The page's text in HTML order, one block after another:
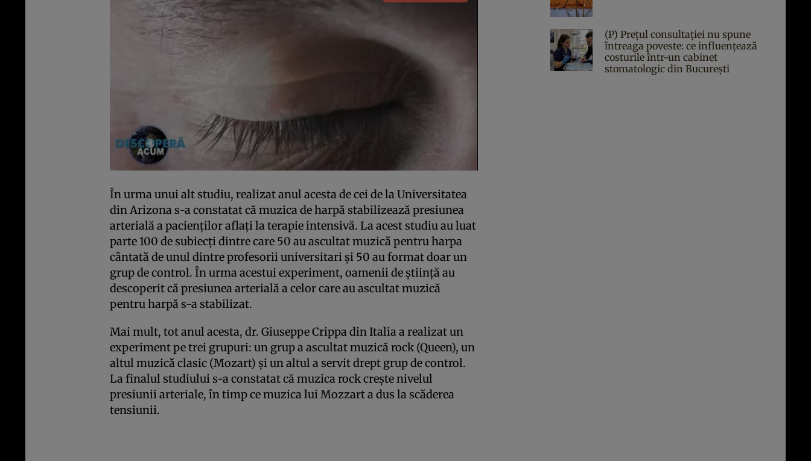
În urma unui alt studiu, realizat anul acesta de cei de la Universitatea
din Arizona s-a constatat că muzica de harpă stabilizează presiunea
arterială a pacienţilor aflaţi la terapie intensivă. La acest studiu au luat
parte 100 de subiecţi dintre care 50 au ascultat muzică pentru harpa
cântată de unul dintre profesorii universitari şi 50 au format doar un
grup de control. În urma acestui experiment, oamenii de ştiinţă au
descoperit că presiunea arterială a celor care au ascultat muzică
pentru harpă s-a stabilizat.
Mai mult, tot anul acesta, dr. Giuseppe Crippa din Italia a realizat un
experiment pe trei grupuri: un grup a ascultat muzică rock (Queen), un
altul muzică clasic (Mozart) şi un altul a servit drept grup de control.
La finalul studiului s-a constatat că muzica rock creşte nivelul
presiunii arteriale, în timp ce muzica lui Mozzart a dus la scăderea
tensiunii.
(P) Prețul consultației nu spune
întreaga poveste: ce influențează
costurile într-un cabinet
stomatologic din București